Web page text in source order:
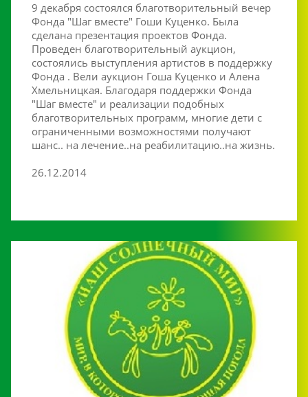
9 декабря состоялся благотворительный вечер
Фонда "Шаг вместе" Гоши Куценко. Была
сделана презентация проектов Фонда.
Проведен благотворительный аукцион,
состоялись выступления артистов в поддержку
Фонда . Вели аукцион Гоша Куценко и Алена
Хмельницкая. Благодаря поддержки Фонда
"Шаг вместе" и реализации подобных
благотворительных программ, многие дети с
ограниченными возможностями получают
шанс.. на лечение..на реабилитацию..на жизнь.
26.12.2014